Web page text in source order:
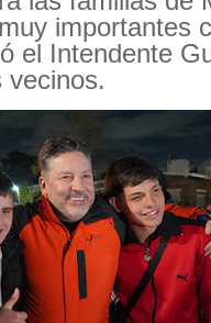
importantes
el Intendente
vecinos.